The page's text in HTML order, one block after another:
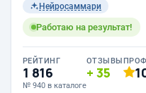
Нейросаммари
Работаю на результат!
РЕЙТИНГ
1 816
№ 940 в каталоге
ОТЗЫВЫ
35